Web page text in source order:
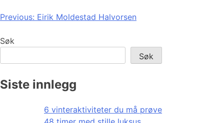
Innleggsnavigasjon
Previous: Eirik Moldestad Halvorsen
Søk
Søk
Siste innlegg
6 vinteraktiviteter du må prøve